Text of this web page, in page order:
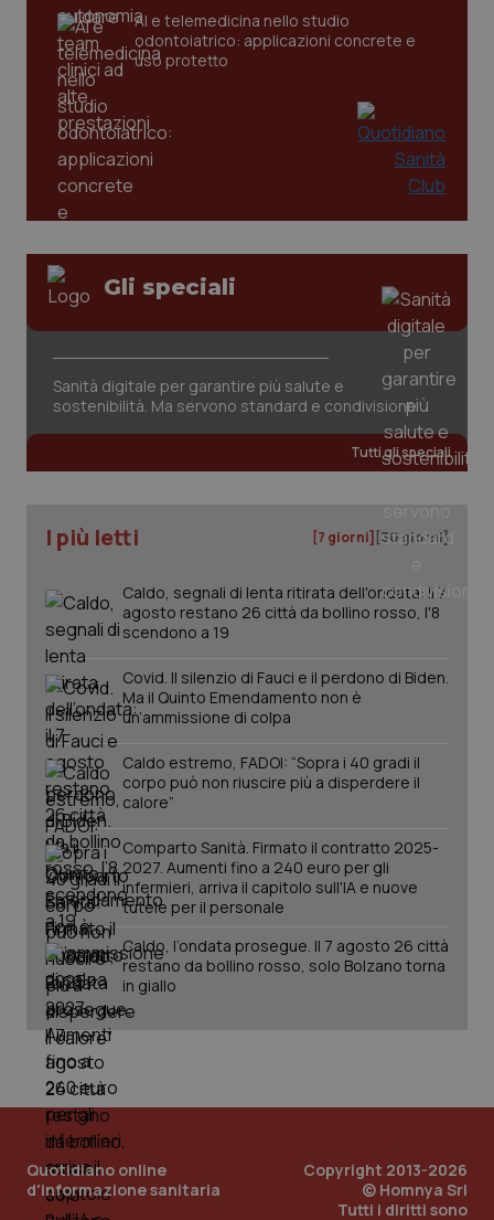
AI e telemedicina nello studio
odontoiatrico: applicazioni concrete e
uso protetto
Gli speciali
Sanità digitale per garantire più salute e
sostenibilità. Ma servono standard e condivisione
Tutti gli speciali
I più letti [7 giorni] [30 giorni]
Caldo, segnali di lenta ritirata dell'ondata: il 7
agosto restano 26 città da bollino rosso, l'8
scendono a 19
Covid. Il silenzio di Fauci e il perdono di Biden.
Ma il Quinto Emendamento non è
un’ammissione di colpa
Caldo estremo, FADOI: “Sopra i 40 gradi il
corpo può non riuscire più a disperdere il
calore”
Comparto Sanità. Firmato il contratto 2025-
2027. Aumenti fino a 240 euro per gli
infermieri, arriva il capitolo sull'IA e nuove
tutele per il personale
Caldo, l’ondata prosegue. Il 7 agosto 26 città
restano da bollino rosso, solo Bolzano torna
in giallo
Quotidiano online
d'informazione sanitaria
Copyright 2013-2026
© Homnya Srl
Tutti i diritti sono
tracking-sites-ironfish-
www.quotidianosanita.it
tracking-sites-ironfish-
session-id
www.quotidianosanita.it
_ga
Google LLC
.quotidianosanita.it
PHPSESSID
PHP.net